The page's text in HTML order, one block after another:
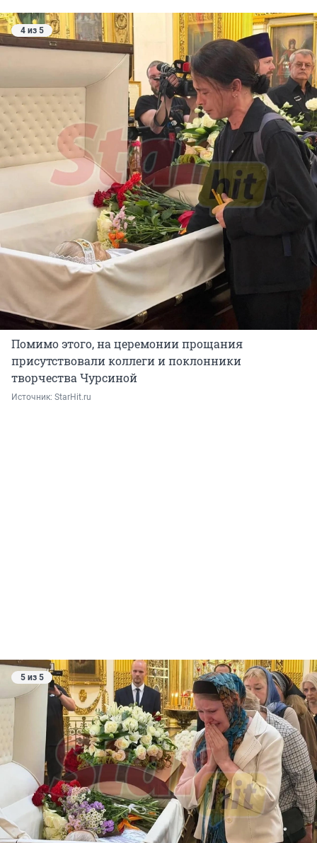
4 из 5
Помимо этого, на церемонии прощания
присутствовали коллеги и поклонники
творчества Чурсиной
Источник: StarHit.ru
5 из 5